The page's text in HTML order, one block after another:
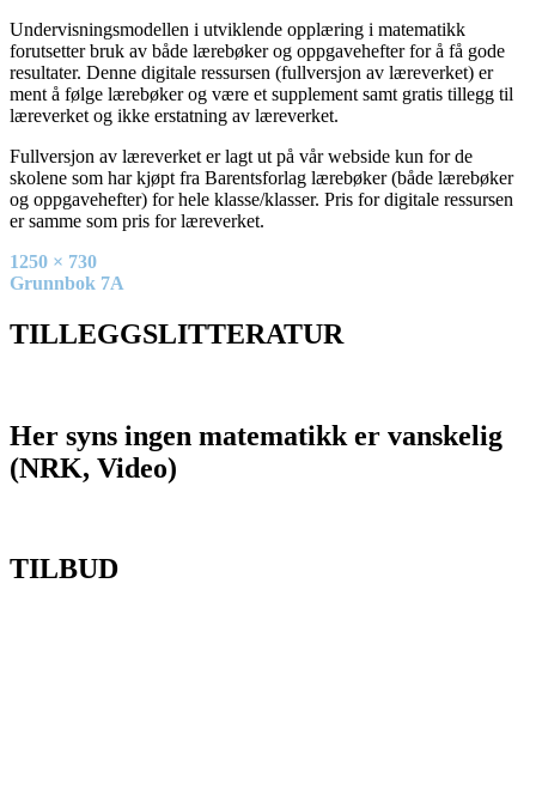
Undervisningsmodellen i utviklende opplæring i matematikk
forutsetter bruk av både lærebøker og oppgavehefter for å få gode
resultater. Denne digitale ressursen (fullversjon av læreverket) er
ment å følge lærebøker og være et supplement samt gratis tillegg til
læreverket og ikke erstatning av læreverket.
Fullversjon av læreverket er lagt ut på vår webside kun for de
skolene som har kjøpt fra Barentsforlag lærebøker (både lærebøker
og oppgavehefter) for hele klasse/klasser. Pris for digitale ressursen
er samme som pris for læreverket.
Full
size
1250 × 730
Innleggsnavigasjon
Grunnbok 7A
TILLEGGSLITTERATUR
Her syns ingen matematikk er vanskelig
(NRK, Video)
TILBUD